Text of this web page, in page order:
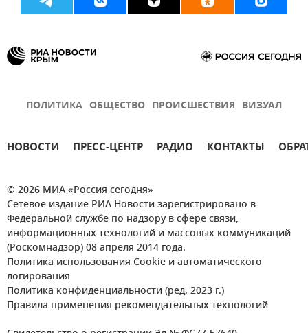
ПОЛИТИКА ОБЩЕСТВО ПРОИСШЕСТВИЯ ВИЗУАЛ
НОВОСТИ ПРЕСС-ЦЕНТР РАДИО КОНТАКТЫ
© 2026 МИА «Россия сегодня»
Сетевое издание РИА Новости зарегистрировано в
Федеральной службе по надзору в сфере связи,
информационных технологий и массовых коммуникаций
(Роскомнадзор) 08 апреля 2014 года.
Политика использования Cookie и автоматического
логирования
Политика конфиденциальности (ред. 2023 г.)
Правила применения рекомендательных технологий